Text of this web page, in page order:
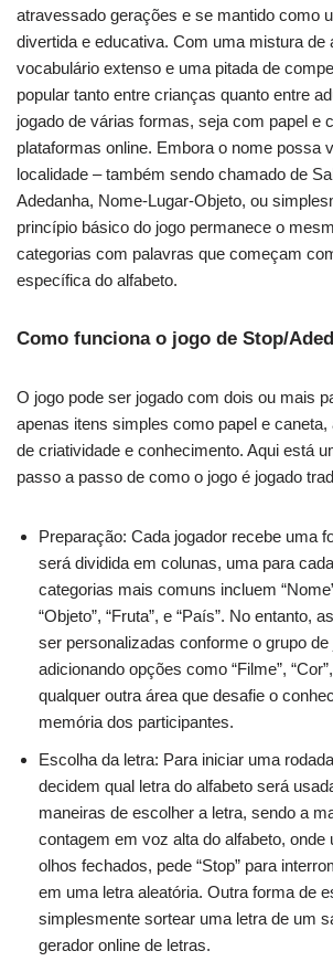
atravessado gerações e se mantido como
divertida e educativa. Com uma mistura de
vocabulário extenso e uma pitada de
popular tanto entre crianças quanto entre
jogado de várias formas, seja com papel e
plataformas online. Embora o nome possa
localidade – também sendo chamado de
Adedanha, Nome-Lugar-Objeto, ou
princípio básico do jogo permanece o
categorias com palavras que começam
específica do alfabeto.
Como funciona o jogo de Stop/
O jogo pode ser jogado com dois ou mais
apenas itens simples como papel e
de criatividade e conhecimento. Aqui está
passo a passo de como o jogo é jogado
Preparação: Cada jogador recebe uma
será dividida em colunas, uma para
categorias mais comuns incluem
“Objeto”, “Fruta”, e “País”. No entanto,
ser personalizadas conforme o grupo de
adicionando opções como “Filme”,
qualquer outra área que desafie o
memória dos participantes.
Escolha da letra: Para iniciar uma
decidem qual letra do alfabeto será
maneiras de escolher a letra, sendo a
contagem em voz alta do alfabeto, onde
olhos fechados, pede “Stop” para
em uma letra aleatória. Outra forma de
simplesmente sortear uma letra de um
gerador online de letras.